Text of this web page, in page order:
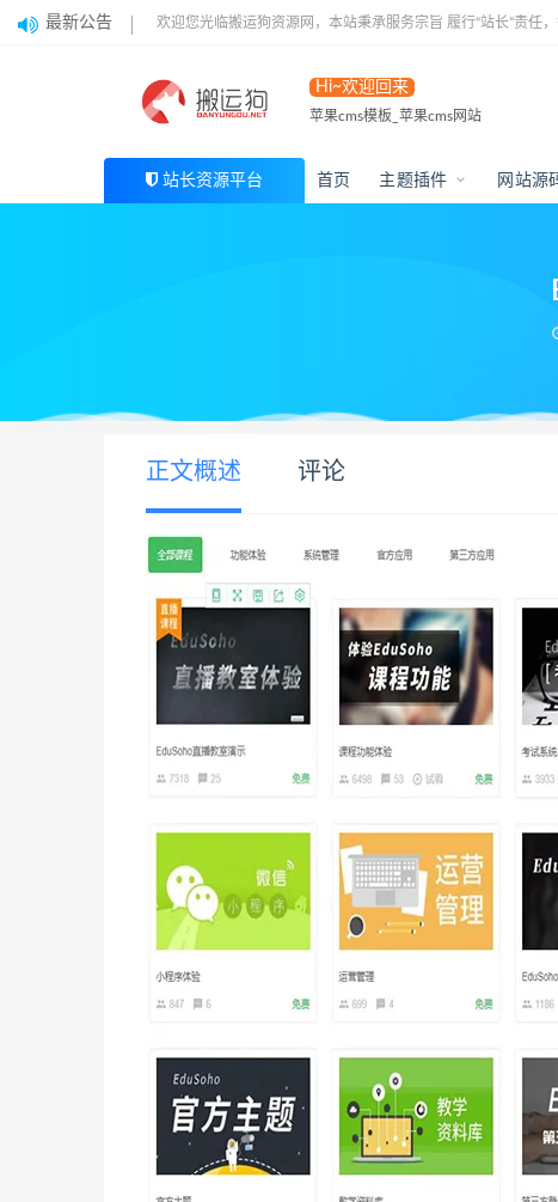
最新公告 欢迎您光临搬运狗资源网，本站秉承服务宗旨 履行“站长”责任
Hi~欢迎回来
苹果cms模板_苹果cms网站
站长资源平台 首页 主题插件 网站源
正文概述 评论